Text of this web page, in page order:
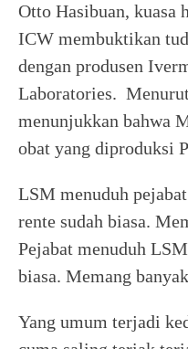
Otto Hasibuan, kuasa
ICW membuktikan
dengan produsen
Laboratories.
menunjukkan bahwa
obat yang diproduksi
LSM menuduh
rente sudah biasa.
Pejabat menuduh
biasa. Memang
Yang umum terjadi